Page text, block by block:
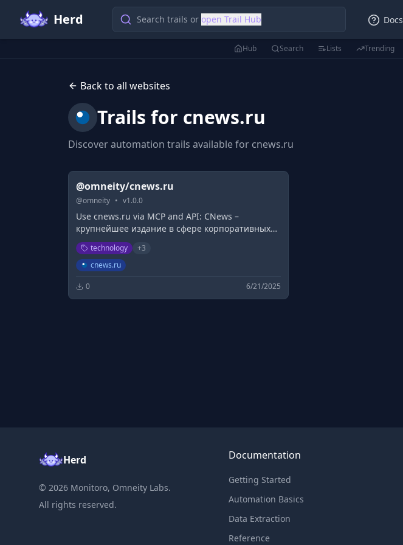
Herd Search trails or open Trail Hub Docs
Hub Search Lists Trending
Back to all websites
Trails for cnews.ru
Discover automation trails available for cnews.ru
@omneity/cnews.ru
@omneity • v1.0.0
Use cnews.ru via MCP and API: CNews –
крупнейшее издание в сфере корпоративных
информационных технологий в России и
странах СНГ. Оперативные новости и
аналитические материалы мира высоких
проекты внедрений, финансовая сторона
бизнеса ИКТ-компаний, тенденции развития
technology +3
cnews.ru
0 6/21/2025
Herd
© 2026 Monitoro, Omneity Labs.
All rights reserved.
Documentation
Getting Started
Automation Basics
Data Extraction
Reference